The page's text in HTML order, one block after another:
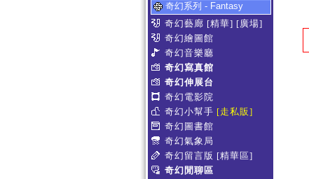
奇幻系列 - Fantasy
奇幻藝廊 [精華] [廣場]
奇幻繪圖館
奇幻音樂廳
奇幻寫真館
奇幻伸展台
奇幻電影院
奇幻小幫手 [走私販]
奇幻圖書館
奇幻氣象局
奇幻留言版 [精華區]
奇幻閒聊區